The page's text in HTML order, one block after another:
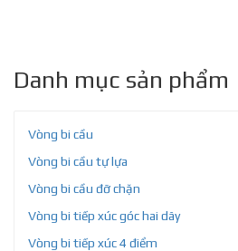
Danh mục sản phẩm
Vòng bi cầu
Vòng bi cầu tự lựa
Vòng bi cầu đỡ chặn
Vòng bi tiếp xúc góc hai dãy
Vòng bi tiếp xúc 4 điểm